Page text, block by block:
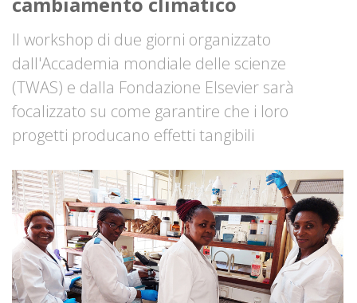
Il workshop di due giorni organizzato
dall'Accademia mondiale delle scienze
(TWAS) e dalla Fondazione Elsevier sarà
focalizzato su come garantire che i loro
progetti producano effetti tangibili
Image